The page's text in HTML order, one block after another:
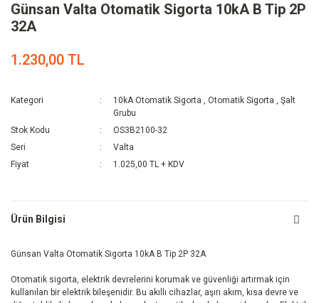
Günsan Valta Otomatik Sigorta 10kA B Tip 2P
32A
1.230,00 TL
Kategori 10kA Otomatik Sigorta ,Otomatik Sigorta ,Şalt
Grubu
Stok Kodu
OS3B2100-32
Seri
Valta
Fiyat
1.025,00 TL + KDV
Ürün Bilgisi
Günsan Valta Otomatik Sigorta 10kA B Tip 2P 32A
Otomatik sigorta, elektrik devrelerini korumak ve güvenliği artırmak için
kullanılan bir elektrik bileşenidir. Bu akıllı cihazlar, aşırı akım, kısa devre ve